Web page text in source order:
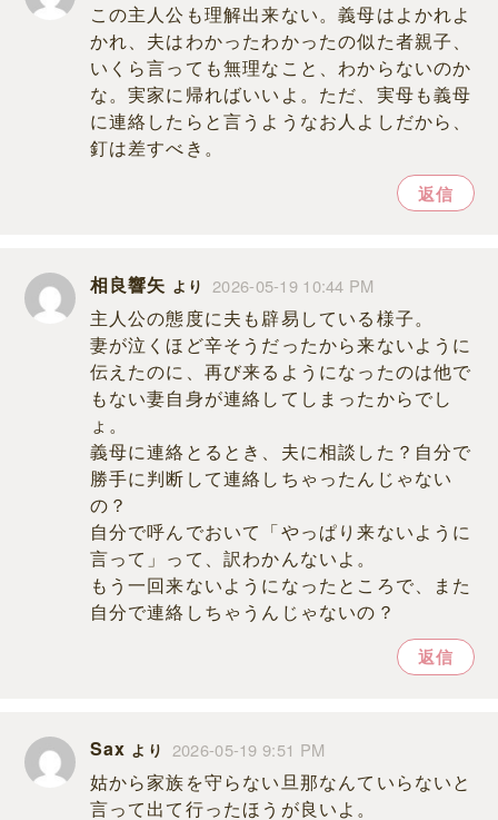
この主人公も理解出来ない。義母はよかれよ
かれ、夫はわかったわかったの似た者親子、
いくら言っても無理なこと、わからないのか
な。実家に帰ればいいよ。ただ、実母も義母
に連絡したらと言うようなお人よしだから、
釘は差すべき。
返信
相良響矢 より 2026-05-19 10:44 PM
主人公の態度に夫も辟易している様子。
妻が泣くほど辛そうだったから来ないように
伝えたのに、再び来るようになったのは他で
もない妻自身が連絡してしまったからでし
ょ。
義母に連絡とるとき、夫に相談した？自分で
勝手に判断して連絡しちゃったんじゃない
の？
自分で呼んでおいて「やっぱり来ないように
言って」って、訳わかんないよ。
もう一回来ないようになったところで、また
自分で連絡しちゃうんじゃないの？
返信
Sax より 2026-05-19 9:51 PM
姑から家族を守らない旦那なんていらないと
言って出て行ったほうが良いよ。